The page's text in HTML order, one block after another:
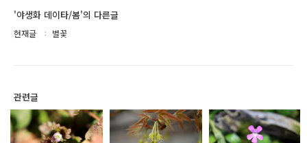
'야생화 데이타/봄'의 다른글
현재글 별꽃
관련글